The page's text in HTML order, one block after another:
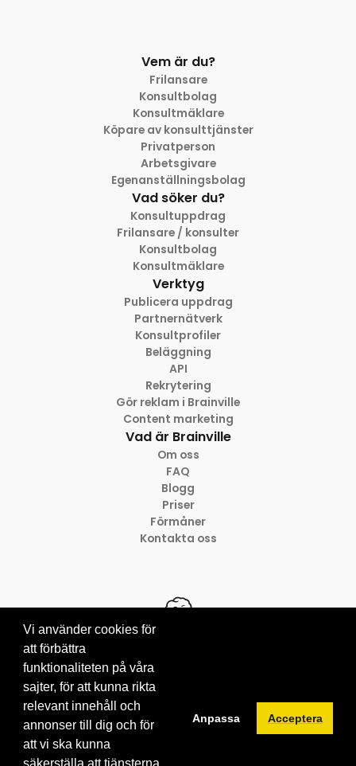
Vem är du?
Frilansare
Konsultbolag
Konsultmäklare
Köpare av konsulttjänster
Privatperson
Arbetsgivare
Egenanställningsbolag
Vad söker du?
Konsultuppdrag
Frilansare / konsulter
Konsultbolag
Konsultmäklare
Verktyg
Publicera uppdrag
Partnernätverk
Konsultprofiler
Beläggning
API
Rekrytering
Gör reklam i Brainville
Content marketing
Vad är Brainville
Om oss
FAQ
Blogg
Priser
Förmåner
Kontakta oss
© 2012-2026 Brainville AB
Villkor för tjänsten
Cookies
Vi använder cookies för
att förbättra
funktionaliteten på våra
sajter, för att kunna rikta
relevant innehåll och
annonser till dig och för
att vi ska kunna
säkerställa att tjänsterna
Anpassa Acceptera